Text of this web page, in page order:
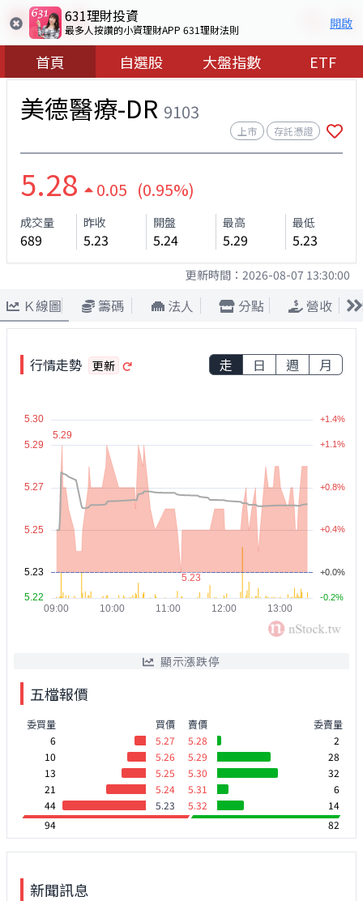
631理財投資
最多人按讚的小資理財APP 631理財法則 開啟
首頁 自選股 大盤指數 ETF
美德醫療-DR 9103
上市 存託憑證
5.28 0.05 (0.95%)
成交量
689
昨收
5.23
開盤
5.24
最高
5.29
最低
5.23
更新時間： 2026-08-07 13:30:00
Ｋ線圖 籌碼 法人 分點 營收
行情走勢 更新 走 日 週 月
顯示漲跌停
五檔報價
委買量
買價
6
5.27
10
5.26
13
5.25
21
5.24
44
5.23
賣價
委賣量
5.28
2
5.29
28
5.30
32
5.31
6
5.32
14
94
82
新聞訊息